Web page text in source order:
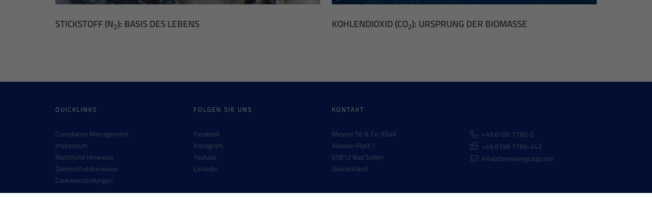
STICKSTOFF (N2): BASIS DES LEBENS KOHLENDIOXID (CO2): URSPRUNG DER BIOMASSE
QUICKLINKS
Compliance Management
Impressum
Rechtliche Hinweise
Datenschutzhinweise
Cookieeinstellungen
FOLGEN SIE UNS
Facebook
Instagram
Youtube
Linkedin
KONTAKT
Messer SE & Co. KGaA
Messer-Platz 1
65812 Bad Soden
Deutschland
+49 6196 7760-0
+49 6196 7760-442
info(at)messergroup.com